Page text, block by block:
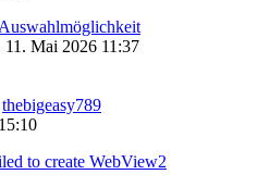
11. Mai 2026 11:37
thebigeasy789
to create WebView2